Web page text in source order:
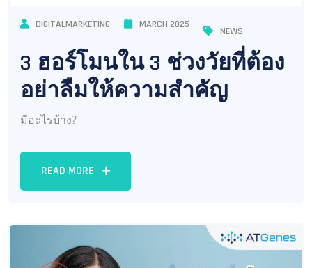
DIGITALMARKETING MARCH 2025
NEWS
3 ฮอร์โมนใน 3 ช่วงวัยที่ต้อง
อย่าลืมให้ความสำคัญ
มีอะไรบ้าง?
READ MORE